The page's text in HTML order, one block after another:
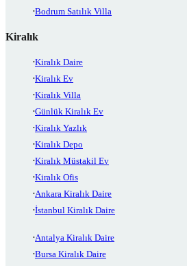
Bodrum Satılık Villa
Kiralık
Kiralık Daire
Kiralık Ev
Kiralık Villa
Günlük Kiralık Ev
Kiralık Yazlık
Kiralık Depo
Kiralık Müstakil Ev
Kiralık Ofis
Ankara Kiralık Daire
İstanbul Kiralık Daire
Antalya Kiralık Daire
Bursa Kiralık Daire